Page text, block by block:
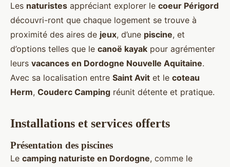
Les naturistes appréciant explorer le coeur Périgord
découvri-ront que chaque logement se trouve à
proximité des aires de jeux, d’une piscine, et
d’options telles que le canoë kayak pour agrémenter
leurs vacances en Dordogne Nouvelle Aquitaine.
Avec sa localisation entre Saint Avit et le coteau
Herm, Couderc Camping réunit détente et pratique.
Installations et services offerts
Présentation des piscines
Le camping naturiste en Dordogne, comme le